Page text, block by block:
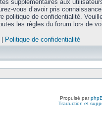
supplémentaires aux
vous d’avoir pris
politique de confidentialité.
les règles du forum lors de
Politique de confidentialité
Propulsé par
Traduction et